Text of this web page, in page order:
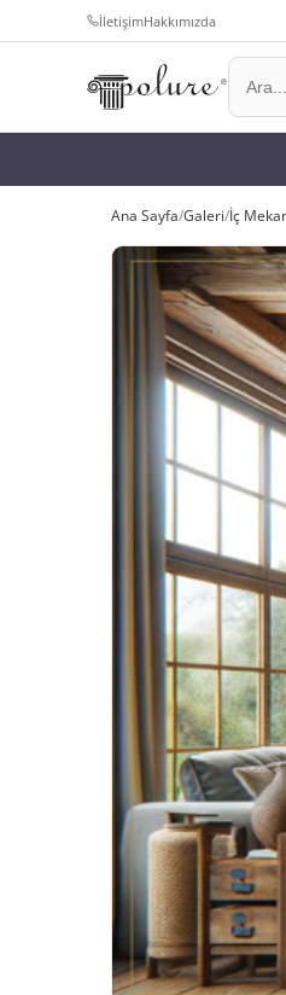
İletişimHakkımızda
Ana Sayfa/Galeri/İç